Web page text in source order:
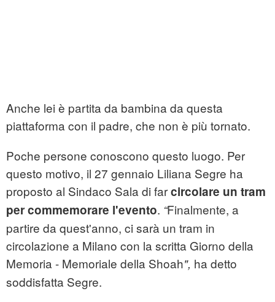
Anche lei è partita da bambina da questa
piattaforma con il padre, che non è più tornato.
Poche persone conoscono questo luogo. Per
questo motivo, il 27 gennaio Liliana Segre ha
proposto al Sindaco Sala di farcircolare un tram
per commemorare l'evento. “Finalmente, a
partire da quest'anno, ci sarà un tram in
circolazione a Milano con la scritta Giorno della
Memoria - Memoriale della Shoah", ha detto
soddisfatta Segre.